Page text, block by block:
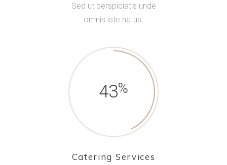
Sed ut perspiciatis unde
omnis iste natus.
43
Catering Services